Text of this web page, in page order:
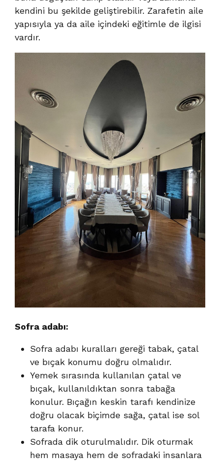
kendini bu şekilde geliştirebilir. Zarafetin aile
yapısıyla ya da aile içindeki eğitimle de ilgisi
vardır.
Sofra adabı:
Sofra adabı kuralları gereği tabak, çatal
ve bıçak konumu doğru olmalıdır.
Yemek sırasında kullanılan çatal ve
bıçak, kullanıldıktan sonra tabağa
konulur. Bıçağın keskin tarafı kendinize
doğru olacak biçimde sağa, çatal ise sol
tarafa konur.
Sofrada dik oturulmalıdır. Dik oturmak
hem masaya hem de sofradaki insanlara